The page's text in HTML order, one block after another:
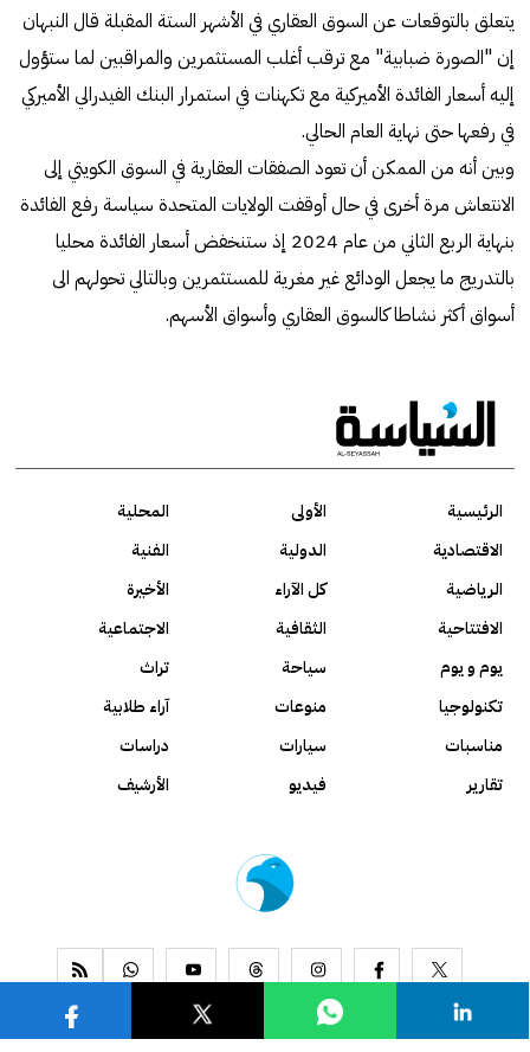
يتعلق بالتوقعات عن السوق العقاري في الأشهر الستة المقبلة قال النبهان
إن "الصورة ضبابية" مع ترقب أغلب المستثمرين والمراقبين لما ستؤول
إليه أسعار الفائدة الأميركية مع تكهنات في استمرار البنك الفيدرالي الأميركي
في رفعها حتى نهاية العام الحالي.
وبين أنه من الممكن أن تعود الصفقات العقارية في السوق الكويتي إلى
الانتعاش مرة أخرى في حال أوقفت الولايات المتحدة سياسة رفع الفائدة
بنهاية الربع الثاني من عام 2024 إذ ستنخفض أسعار الفائدة محليا
بالتدريج ما يجعل الودائع غير مغرية للمستثمرين وبالتالي تحولهم الى
أسواق أكثر نشاطا كالسوق العقاري وأسواق الأسهم.
الرئيسية الأولى
المحلية
الاقتصادية
الدولية
الفنية
الرياضية
كل الآراء
الأخيرة
الافتتاحية
الثقافية
الاجتماعية
يوم و يوم
سياحة
تراث
تكنولوجيا
منوعات
آراء طلابية
مناسبات
سيارات
دراسات
تقارير
فيديو الأرشيف